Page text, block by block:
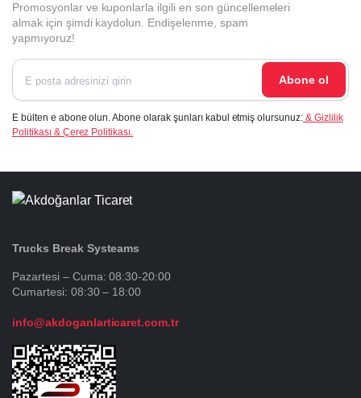
Promosyonlar ve kuponlarla ilgili en son güncellemeleri
almak için şimdi kaydolun. Endişelenme, spam
yapmıyoruz!
Abone ol
E bülten e abone olun. Abone olarak şunları kabul etmiş olursunuz: & Gizlilik
Politikası & Çerez Politikası.
Trucks Break Systeams
Pazartesi – Cuma: 08:30-20:00
Cumartesi: 08:30 – 18:00
info@akdoganlarticaret.com.tr